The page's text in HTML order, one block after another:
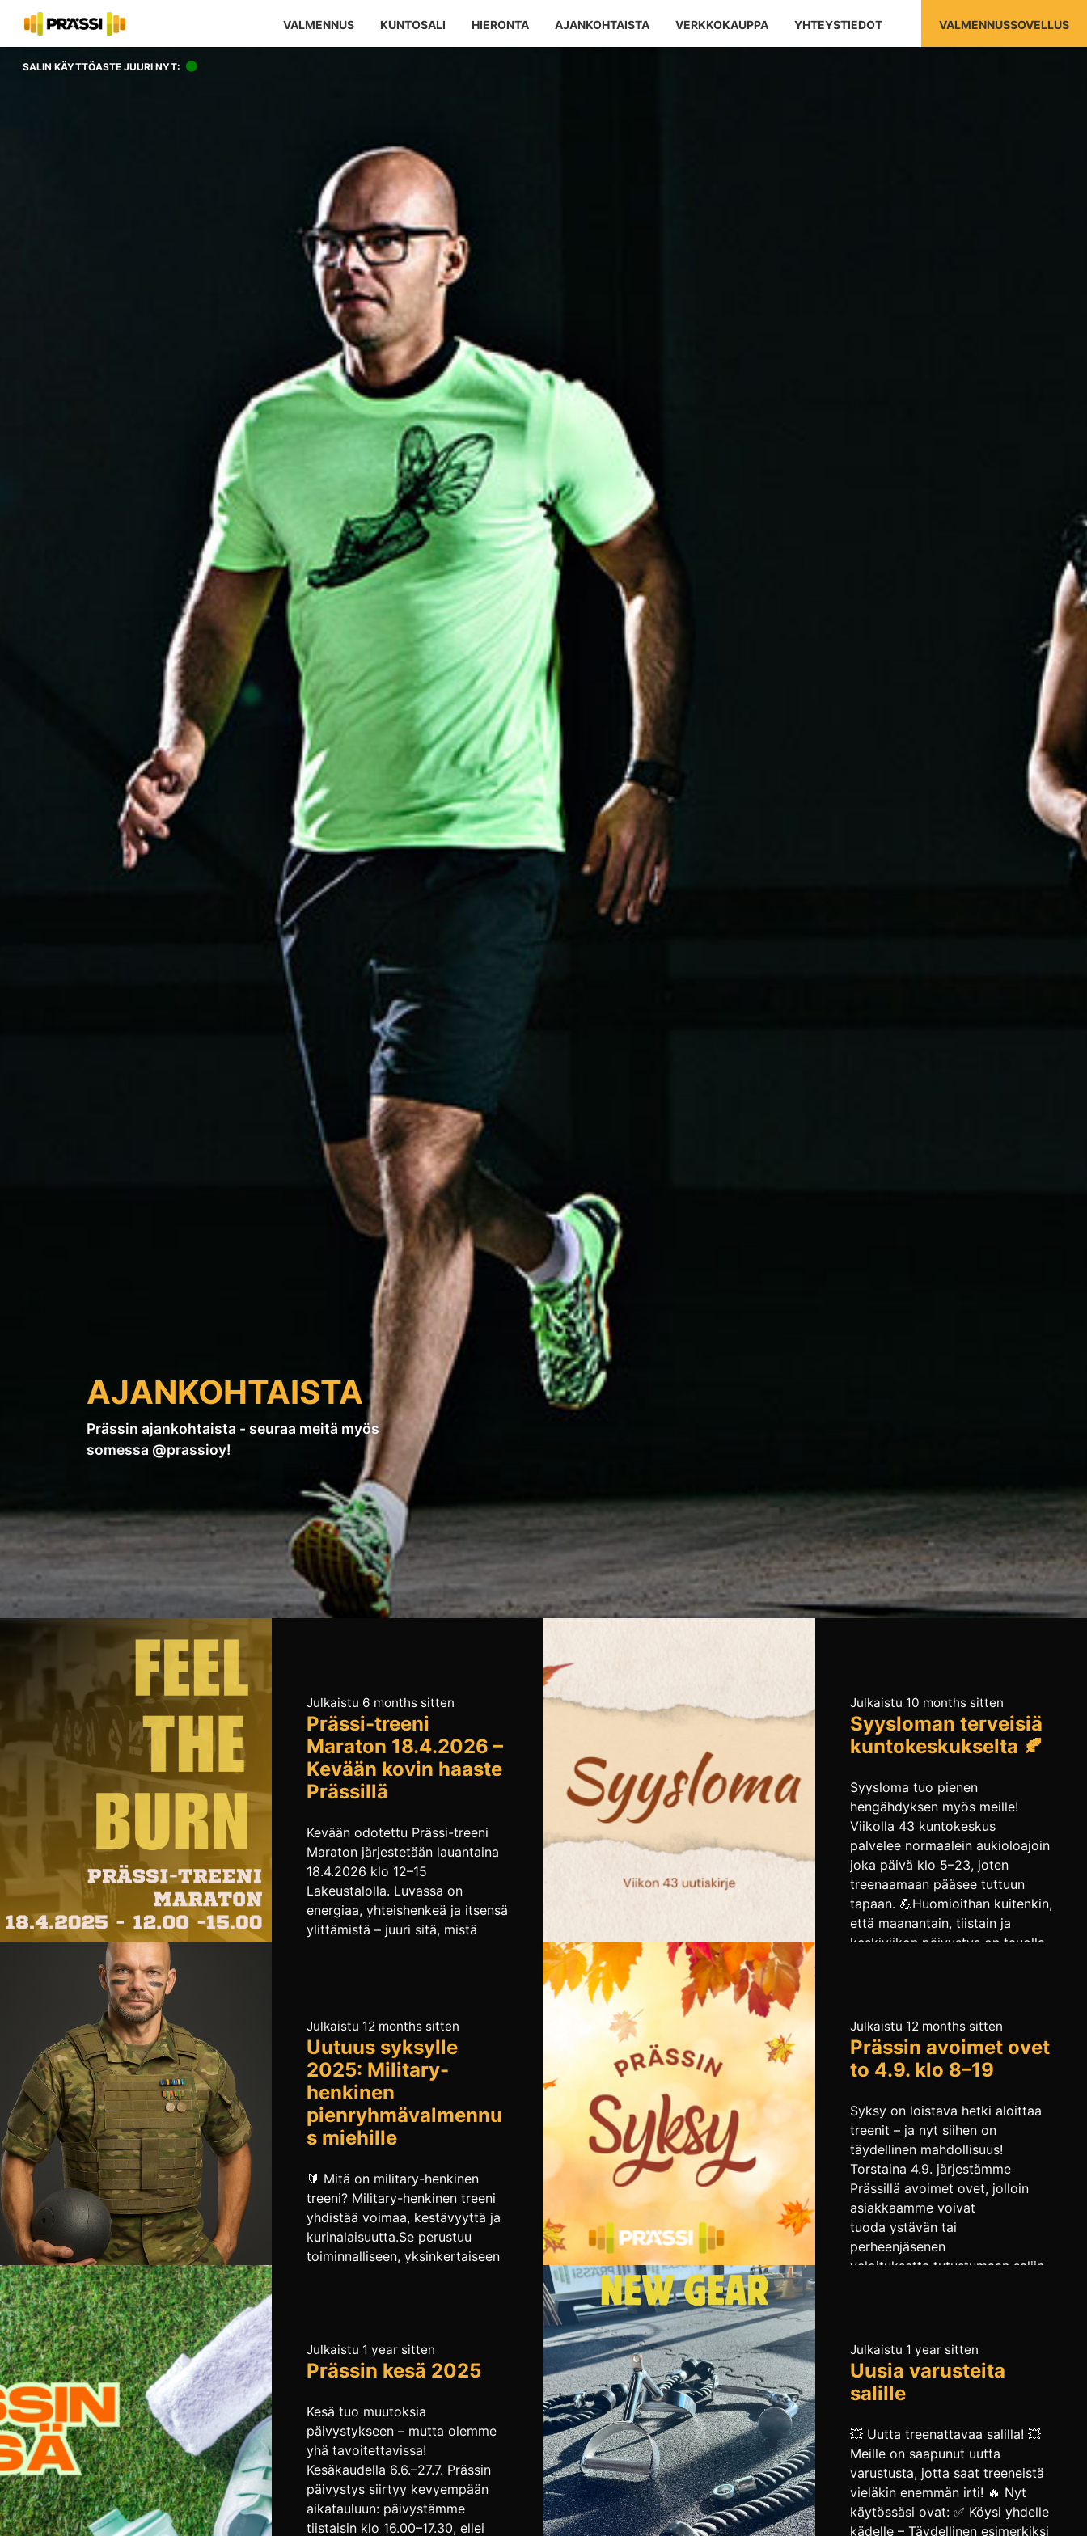
VALMENNUS KUNTOSALI HIERONTA AJANKOHTAISTA VERKKOKAUPPA YHTEYSTIEDOT VALMENNUSSOVELLUS
SALIN KÄYTTÖASTE JUURI NYT:
AJANKOHTAISTA
Prässin ajankohtaista - seuraa meitä myös
somessa @prassioy!
Julkaistu 6 months sitten
Prässi-treeni
Maraton 18.4.2026 –
Kevään kovin haaste
Prässillä
Kevään odotettu Prässi-treeni
Maraton järjestetään lauantaina
18.4.2026 klo 12–15
Lakeustalolla. Luvassa on
energiaa, yhteishenkeä ja itsensä
ylittämistä – juuri sitä, mistä
tiedä, minkä vaihtoehdon
valitset? Ei hätää! Maksu
suoritetaan vasta paikan päällä.
Voit myös tapahtuman aikana
vaihtaa pidempään maratoniin
maksamalla […]
Julkaistu 10 months sitten
Syysloman terveisiä
kuntokeskukselta 🍂
Syysloma tuo pienen
hengähdyksen myös meille!
Viikolla 43 kuntokeskus
palvelee normaalein aukioloajoin
joka päivä klo 5–23, joten
treenaamaan pääsee tuttuun
tapaan. 💪Huomioithan kuitenkin,
että maanantain, tiistain ja
keskiviikon päivystys on tauolla,
ja sähköpostit hoidetaan
tavalliseen tapaan, vaikka
päivystäjää ei paikalla olekaan.
Viikolla 44 palaamme jälleen
[…]
Julkaistu 12 months sitten
Uutuus syksylle
2025: Military-
henkinen
pienryhmävalmennu
s miehille
🔰 Mitä on military-henkinen
treeni? Military-henkinen treeni
yhdistää voimaa, kestävyyttä ja
kurinalaisuutta.Se perustuu
toiminnalliseen, yksinkertaiseen
leuanvetoa, portaita ja kovaa
asennetta – ei turhaa kikkailua.
ylimääräisestä rasvasta, nostaa
suorituskykyä ja löytää taas
treeniin merkityksen?Tervetuloa
mukaan Prässin salille syksyn
kovimpaan valmennukseen –
miehille, jotka […]
Julkaistu 12 months sitten
Prässin avoimet ovet
to 4.9. klo 8–19
Syksy on loistava hetki aloittaa
treenit – ja nyt siihen on
täydellinen mahdollisuus!
Torstaina 4.9. järjestämme
Prässillä avoimet ovet, jolloin
asiakkaamme voivat
tuoda ystävän tai
perheenjäsenen
veloituksetta tutustumaan saliin.
iloa, mukavaa yhdessäoloa ja
hyviä fiiliksiä! 👉 Merkitse siis
kalenteriin ke 4.9. ja poikkea
käymään – ovet ovat […]
Julkaistu 1 year sitten
Prässin kesä 2025
Kesä tuo muutoksia
päivystykseen – mutta olemme
yhä tavoitettavissa!
Kesäkaudella 6.6.–27.7. Prässin
päivystys siirtyy kevyempään
aikatauluun: päivystämme
tiistaisin klo 16.00–17.30, ellei
Julkaistu 1 year sitten
Uusia varusteita
salille
💥 Uutta treenattavaa salilla! 💥
Meille on saapunut uutta
varustusta, jotta saat treeneistä
vieläkin enemmän irti! 🔥 Nyt
käytössäsi ovat: ✅ Köysi yhdelle
kädelle – Täydellinen esimerkiksi